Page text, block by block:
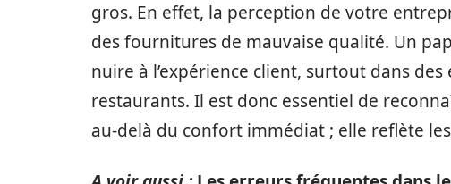
gros. En effet, la perception de votre
des fournitures de mauvaise qualité. Un
nuire à l’expérience client, surtout dans
restaurants. Il est donc essentiel de
au-delà du confort immédiat ; elle reflète